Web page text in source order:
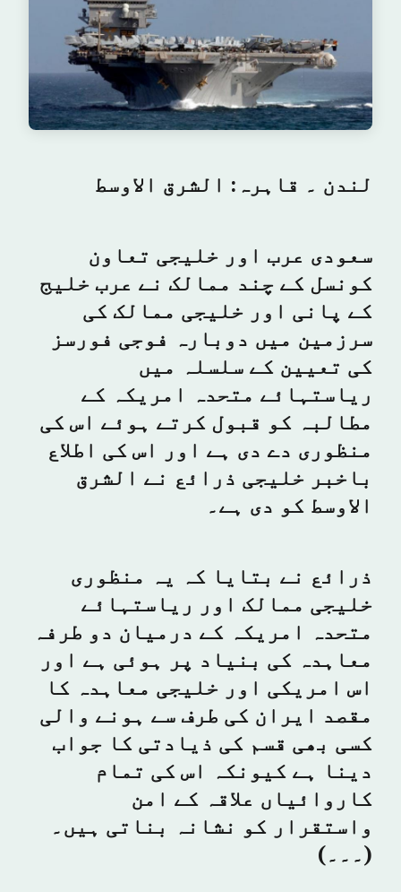
لندن ۔ قاہرہ: الشرق الاوسط
سعودی عرب اور خلیجی تعاون
کونسل کے چند ممالک نے عرب خلیج
کے پانی اور خلیجی ممالک کی
سرزمین میں دوبارہ فوجی فورسز
کی تعیین کے سلسلہ میں
ریاستہائے متحدہ امریکہ کے
مطالبہ کو قبول کرتے ہوئے اس کی
منظوری دے دی ہے اور اس کی اطلاع
باخبر خلیجی ذرائع نے الشرق
الاوسط کو دی ہے۔
ذرائع نے بتایا کہ یہ منظوری
خلیجی ممالک اور ریاستہائے
متحدہ امریکہ کے درمیان دو طرفہ
معاہدہ کی بنیاد پر ہوئی ہے اور
اس امریکی اور خلیجی معاہدہ کا
مقصد ایران کی طرف سے ہونے والی
کسی بھی قسم کی ذیادتی کا جواب
دینا ہے کیونکہ اس کی تمام
کاروائیاں علاقہ کے امن
واستقرار کو نشانہ بناتی ہیں۔
(۔۔۔)